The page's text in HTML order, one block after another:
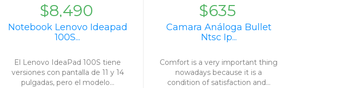
$8,490
Notebook Lenovo Ideapad
100S...
El Lenovo IdeaPad 100S tiene
versiones con pantalla de 11 y 14
pulgadas, pero el modelo...
$635
Camara Análoga Bullet
Ntsc Ip...
Comfort is a very important thing
nowadays because it is a
condition of satisfaction and...